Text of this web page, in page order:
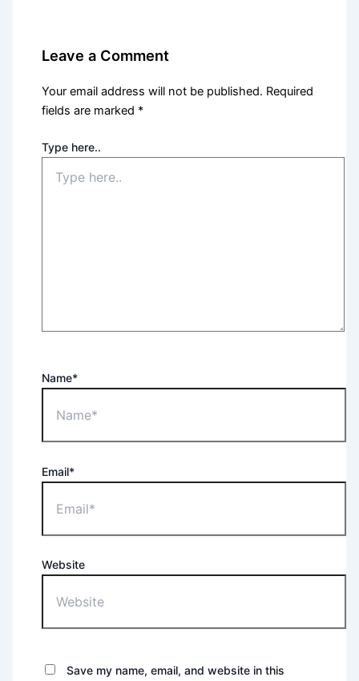
Leave a Comment
Your email address will not be published. Required
fields are marked *
Type here..
Name*
Email*
Website
Save my name, email, and website in this